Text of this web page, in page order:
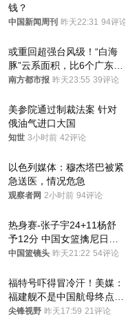
钱？
中国新闻周刊 昨天22:31 94评论
或重回超强台风级！“白海
豚”云系面积，比6个广东还
大！深圳官方：注意这件事
南方都市报 昨天23:55 39评论
美参院通过制裁法案 针对
俄油气进口大国
知世 3小时前 42评论
以色列媒体：穆杰塔巴被紧
急送医，情况危急
观察者网 2小时前 94评论
热身赛-张子宇24+11杨舒
予12分 中国女篮擒尼日利
亚
中国篮镜头 昨天21:22 54评论
福特号吓得冒冷汗！美媒：
福建舰不是中国航母终点，
而是新起点！
尖锋视野 昨天17:59 21评论